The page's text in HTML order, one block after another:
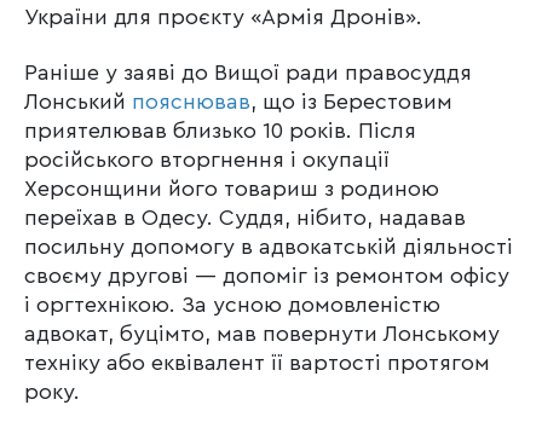
України для проєкту «Армія Дронів».
Раніше у заяві до Вищої ради правосуддя
Лонський пояснював, що із Берестовим
приятелював близько 10 років. Після
російського вторгнення і окупації
Херсонщини його товариш з родиною
переїхав в Одесу. Суддя, нібито, надавав
посильну допомогу в адвокатській діяльності
своєму другові — допоміг із ремонтом офісу
і оргтехнікою. За усною домовленістю
адвокат, буцімто, мав повернути Лонському
техніку або еквівалент її вартості протягом
року.